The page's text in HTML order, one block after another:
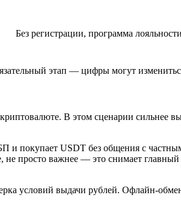
Без регистрации, программа
этап — цифры могут
В этом сценарии сильнее
и покупает USDT без общения с
просто важнее — это снимает главный
условий выдачи рублей. Офлайн-